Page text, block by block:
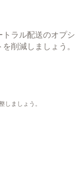
ラル配送のオプシ
削減しましょう。
しましょう。